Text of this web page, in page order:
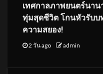
เทศกาลภาพยนตร์นาน
ทุ่มสุดชีวิต โกนหัวรับ
ความสยอง!
2 วัน ago admin